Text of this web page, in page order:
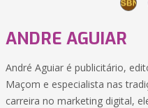
ANDRE AGUIAR
André Aguiar é publicitário,
Maçom e especialista nas
carreira no marketing digital,